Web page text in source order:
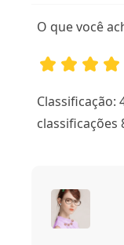
O que você
Classificação:
classificações